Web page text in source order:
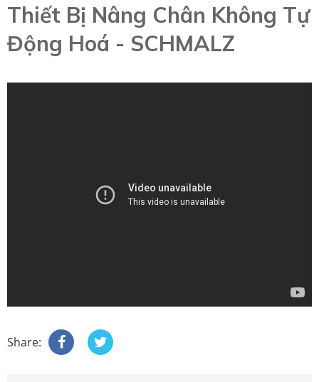
Thiết Bị Nâng Chân Không Tự
Động Hoá - SCHMALZ
Share: